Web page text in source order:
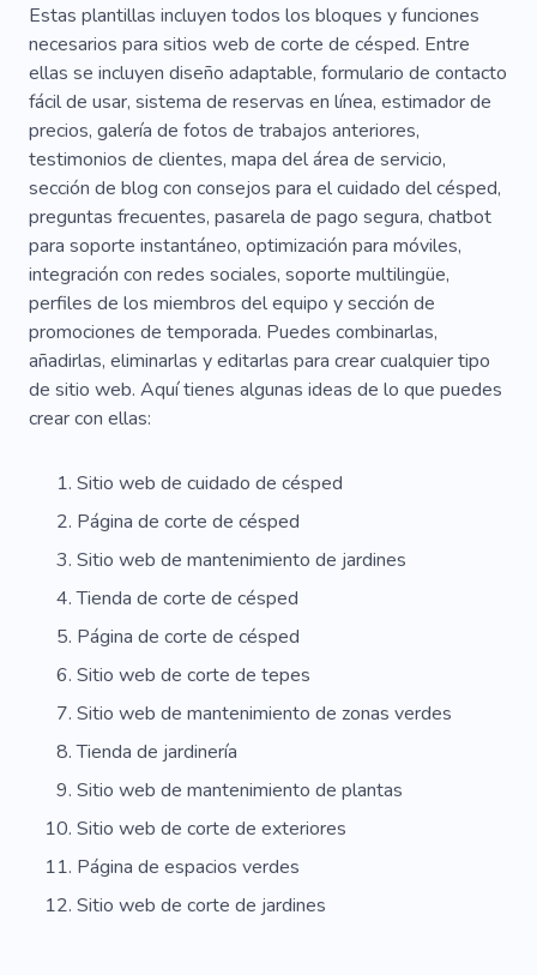
Estas plantillas incluyen todos los bloques y funciones
necesarios para sitios web de corte de césped. Entre
ellas se incluyen diseño adaptable, formulario de contacto
fácil de usar, sistema de reservas en línea, estimador de
precios, galería de fotos de trabajos anteriores,
testimonios de clientes, mapa del área de servicio,
sección de blog con consejos para el cuidado del césped,
preguntas frecuentes, pasarela de pago segura, chatbot
para soporte instantáneo, optimización para móviles,
integración con redes sociales, soporte multilingüe,
perfiles de los miembros del equipo y sección de
promociones de temporada. Puedes combinarlas,
añadirlas, eliminarlas y editarlas para crear cualquier tipo
de sitio web. Aquí tienes algunas ideas de lo que puedes
crear con ellas:
Sitio web de cuidado de césped
Página de corte de césped
Sitio web de mantenimiento de jardines
Tienda de corte de césped
Página de corte de césped
Sitio web de corte de tepes
Sitio web de mantenimiento de zonas verdes
Tienda de jardinería
Sitio web de mantenimiento de plantas
Sitio web de corte de exteriores
Página de espacios verdes
Sitio web de corte de jardines